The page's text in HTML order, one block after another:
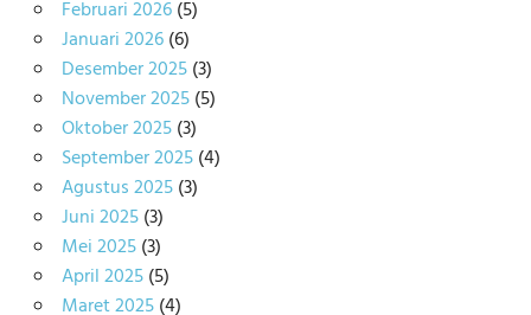
Februari 2026(5)
Januari 2026(6)
Desember 2025(3)
November 2025(5)
Oktober 2025(3)
September 2025(4)
Agustus 2025(3)
Juni 2025(3)
Mei 2025(3)
April 2025(5)
Maret 2025(4)